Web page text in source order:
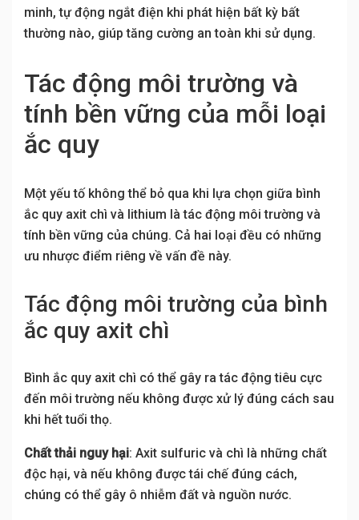
minh, tự động ngắt điện khi phát hiện bất kỳ bất
thường nào, giúp tăng cường an toàn khi sử dụng.
Tác động môi trường và
tính bền vững của mỗi loại
ắc quy
Một yếu tố không thể bỏ qua khi lựa chọn giữa bình
ắc quy axit chì và lithium là tác động môi trường và
tính bền vững của chúng. Cả hai loại đều có những
ưu nhược điểm riêng về vấn đề này.
Tác động môi trường của bình
ắc quy axit chì
Bình ắc quy axit chì có thể gây ra tác động tiêu cực
đến môi trường nếu không được xử lý đúng cách sau
khi hết tuổi thọ.
Chất thải nguy hại: Axit sulfuric và chì là những chất
độc hại, và nếu không được tái chế đúng cách,
chúng có thể gây ô nhiễm đất và nguồn nước.